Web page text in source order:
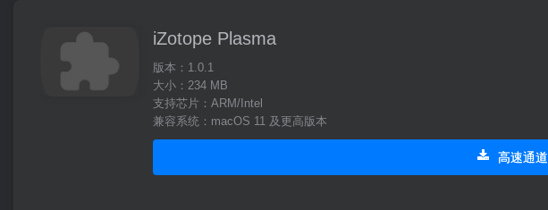
iZotope Plasma
版本：1.0.1
大小：234 MB
支持芯片：ARM/Intel
兼容系统：macOS 11 及更高版本
高速通道